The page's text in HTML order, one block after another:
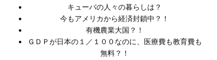
キューバの人々の暮らしは？
今もアメリカから経済封鎖中？！
有機農業大国？！
ＧＤＰが日本の１／１００なのに、医療費も教育費も
無料？！